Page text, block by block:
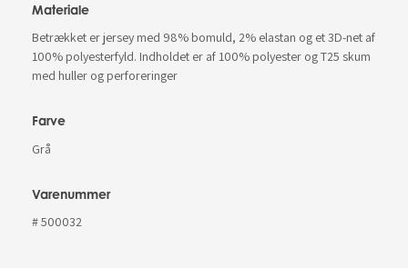
Materiale
Betrækket er jersey med 98% bomuld, 2% elastan og et 3D-net af
100% polyesterfyld. Indholdet er af 100% polyester og T25 skum
med huller og perforeringer
Farve
Grå
Varenummer
# 500032